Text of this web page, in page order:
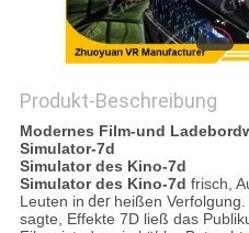
Produkt-Beschreibung
Modernes Film-und
Simulator-7d
Simulator des Kino-7d
Simulator des Kino-7d frisch,
Leuten in der heißen
sagte, Effekte 7D ließ das